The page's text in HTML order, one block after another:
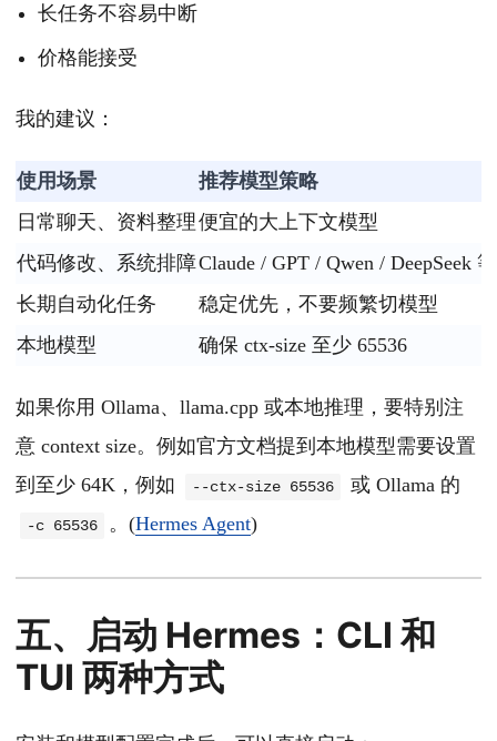
长任务不容易中断
价格能接受
我的建议：
使用场景
推荐模型策略
日常聊天、资料整理便宜的大上下文模型
代码修改、系统排障Claude / GPT / Qwen / DeepSeek
长期自动化任务
稳定优先，不要频繁切模型
本地模型
确保 ctx-size 至少 65536
如果你用 Ollama、llama.cpp 或本地推理，要特别注
意 context size。例如官方文档提到本地模型需要设置
到至少 64K，例如
--ctx-size 65536 或 Ollama 的
-c 65536 。(Hermes Agent)
五、启动 Hermes：CLI 和
TUI 两种方式